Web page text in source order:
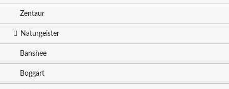
Zentaur
Naturgeister
Banshee
Boggart